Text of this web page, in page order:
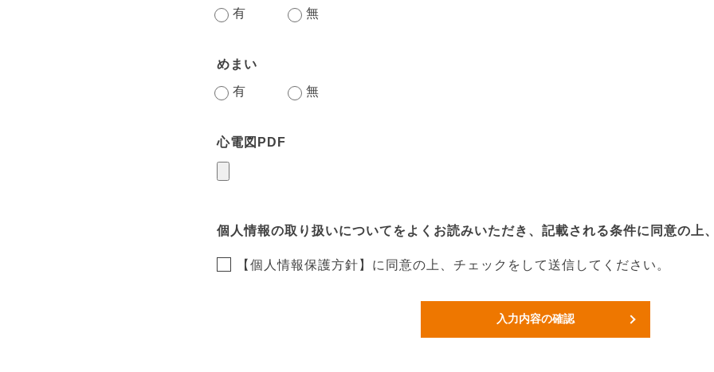
有
無
めまい
有
無
心電図PDF
個人情報の取り扱いについてをよくお読みいただき、記載される条件に同意の上
【個人情報保護方針】に同意の上、チェックをして送信してください。
入力内容の確認